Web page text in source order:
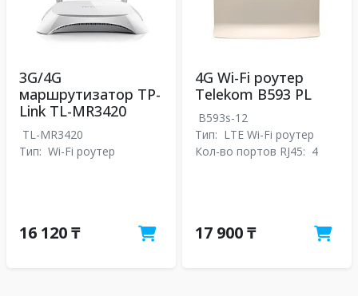
3G/4G
маршрутизатор TP-
Link TL-MR3420
TL-MR3420
Тип: Wi-Fi роутер
16 120 ₸
4G Wi-Fi роутер
Telekom B593 PL
B593s-12
Тип: LTE Wi-Fi роутер
Кол-во портов RJ45: 4
17 900 ₸